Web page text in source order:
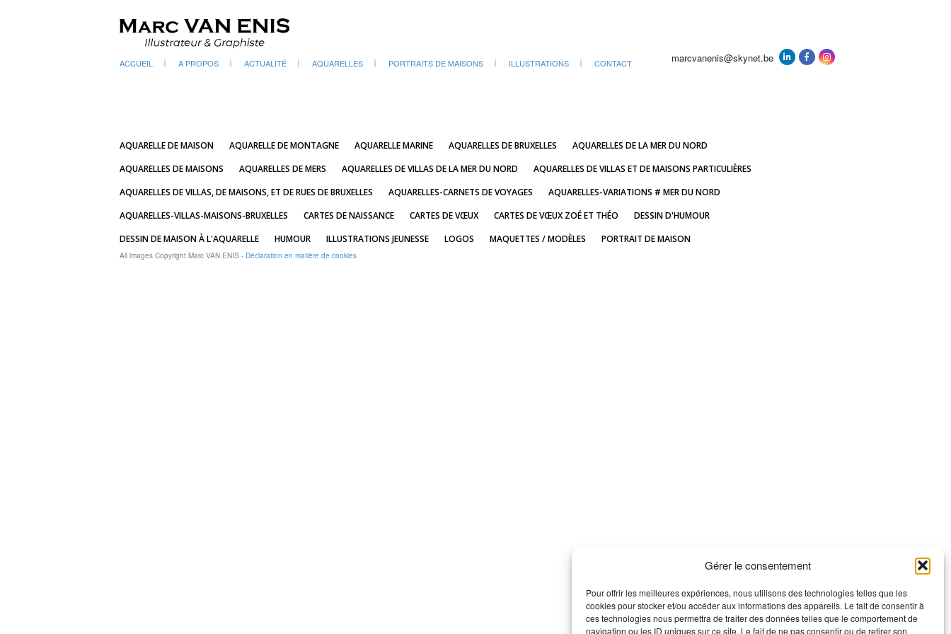
Gérer le consentement
Pour offrir les meilleures expériences, nous utilisons des technologies telles que les
cookies pour stocker et/ou accéder aux informations des appareils. Le fait de consentir à
ces technologies nous permettra de traiter des données telles que le comportement de
navigation ou les ID uniques sur ce site. Le fait de ne pas consentir ou de retirer son
ACCUEIL A PROPOS ACTUALITÉ AQUARELLES PORTRAITS DE MAISONS ILLUSTRATIONS CONTACT marcvanenis@skynet.be
AQUARELLE DE MAISON AQUARELLE DE MONTAGNE AQUARELLE MARINE AQUARELLES DE BRUXELLES
AQUARELLES DE LA MER DU NORD
AQUARELLES DE MAISONS
AQUARELLES DE MERS AQUARELLES DE VILLAS DE LA MER DU NORD
AQUARELLES DE VILLAS ET DE MAISONS PARTICULIÈRES
AQUARELLES DE VILLAS, DE MAISONS, ET DE RUES DE BRUXELLES
AQUARELLES-CARNETS DE VOYAGES
AQUARELLES-VARIATIONS # MER DU NORD
AQUARELLES-VILLAS-MAISONS-BRUXELLES
CARTES DE NAISSANCE CARTES DE VŒUX CARTES DE VŒUX ZOÉ ET THÉO
DESSIN D'HUMOUR
DESSIN DE MAISON À L'AQUARELLE
HUMOUR ILLUSTRATIONS JEUNESSE LOGOS MAQUETTES / MODÈLES PORTRAIT DE MAISON
All images Copyright Marc VAN ENIS - Déclaration en matière de cookies